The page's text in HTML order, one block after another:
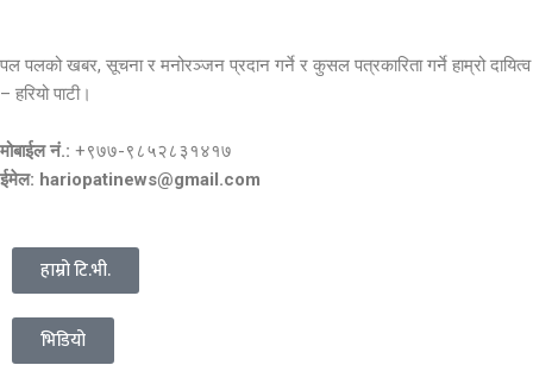
पल पलको खबर, सूचना र मनोरञ्जन प्रदान गर्ने र कुसल पत्रकारिता गर्ने हाम्रो दायित्व
– हरियो पाटी।
मोबाईल नं.: +९७७-९८५२८३१४१७
ईमेल: hariopatinews@gmail.com
हाम्रो टि.भी.
भिडियो